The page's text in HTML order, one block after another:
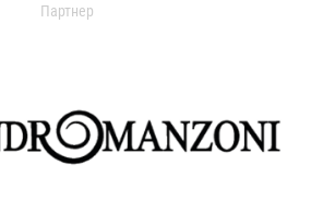
Партнер